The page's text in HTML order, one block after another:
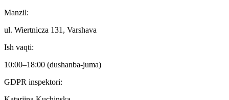
Manzil:
ul. Wiertnicza 131, Varshava
Ish vaqti:
10:00–18:00 (dushanba-juma)
GDPR inspektori: